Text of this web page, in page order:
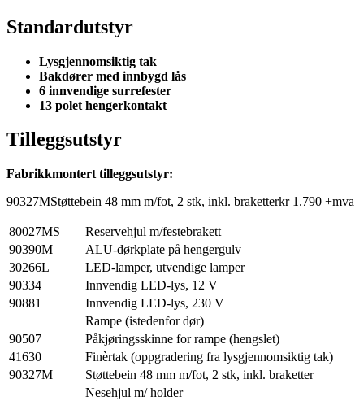
Standardutstyr
Lysgjennomsiktig tak
Bakdører med innbygd lås
6 innvendige surrefester
13 polet hengerkontakt
Tilleggsutstyr
Fabrikkmontert tilleggsutstyr:
90327MStøttebein 48 mm m/fot, 2 stk, inkl. braketterkr 1.790 +mva
80027MS
Reservehjul m/festebrakett
90390M
ALU-dørkplate på hengergulv
30266L
LED-lamper, utvendige lamper
90334
Innvendig LED-lys, 12 V
90881
Innvendig LED-lys, 230 V
Rampe (istedenfor dør)
90507
Påkjøringsskinne for rampe (hengslet)
41630
Finèrtak (oppgradering fra lysgjennomsiktig tak)
90327M
Støttebein 48 mm m/fot, 2 stk, inkl. braketter
Nesehjul m/ holder